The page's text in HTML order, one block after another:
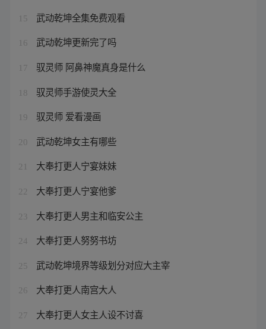
15 武动乾坤全集免费观看
16 武动乾坤更新完了吗
17 驭灵师 阿鼻神魔真身是什么
18 驭灵师手游使灵大全
19 驭灵师 爱看漫画
20 武动乾坤女主有哪些
21 大奉打更人宁宴妹妹
22 大奉打更人宁宴他爹
23 大奉打更人男主和临安公主
24 大奉打更人努努书坊
25 武动乾坤境界等级划分对应大主宰
26 大奉打更人南宫大人
27 大奉打更人女主人设不讨喜